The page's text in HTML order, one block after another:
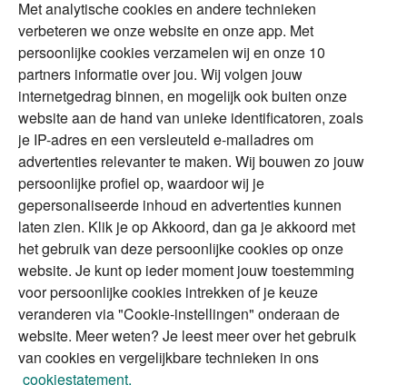
Vermogensplanning
Tweede huis in
buitenland
DGA
Erfenis
Specialisten
Financial Focus
magazine
The Exit Years
Contact
Alles voor en over vermogenden.
Over ABN AMRO Veiligheid
Privacy & Cookies
Toegankelijkheid
Disclaimer RSS
Met analytische cookies en andere technieken
verbeteren we onze website en onze app. Met
persoonlijke cookies verzamelen wij en onze 10
partners informatie over jou. Wij volgen jouw
internetgedrag binnen, en mogelijk ook buiten onze
website aan de hand van unieke identificatoren, zoals
je IP-adres en een versleuteld e-mailadres om
advertenties relevanter te maken. Wij bouwen zo jouw
persoonlijke profiel op, waardoor wij je
gepersonaliseerde inhoud en advertenties kunnen
laten zien. Klik je op Akkoord, dan ga je akkoord met
het gebruik van deze persoonlijke cookies op onze
website. Je kunt op ieder moment jouw toestemming
voor persoonlijke cookies intrekken of je keuze
veranderen via "Cookie-instellingen" onderaan de
website. Meer weten? Je leest meer over het gebruik
van cookies en vergelijkbare technieken in ons
cookiestatement.